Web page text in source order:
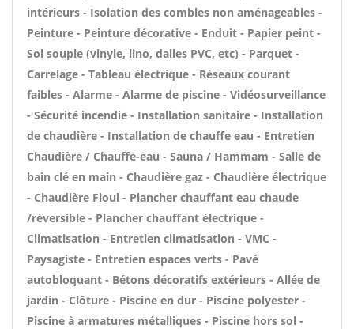
intérieurs - Isolation des combles non aménageables -
Peinture - Peinture décorative - Enduit - Papier peint -
Sol souple (vinyle, lino, dalles PVC, etc) - Parquet -
Carrelage - Tableau électrique - Réseaux courant
faibles - Alarme - Alarme de piscine - Vidéosurveillance
- Sécurité incendie - Installation sanitaire - Installation
de chaudière - Installation de chauffe eau - Entretien
Chaudière / Chauffe-eau - Sauna / Hammam - Salle de
bain clé en main - Chaudière gaz - Chaudière électrique
- Chaudière Fioul - Plancher chauffant eau chaude
/réversible - Plancher chauffant électrique -
Climatisation - Entretien climatisation - VMC -
Paysagiste - Entretien espaces verts - Pavé
autobloquant - Bétons décoratifs extérieurs - Allée de
jardin - Clôture - Piscine en dur - Piscine polyester -
Piscine à armatures métalliques - Piscine hors sol -